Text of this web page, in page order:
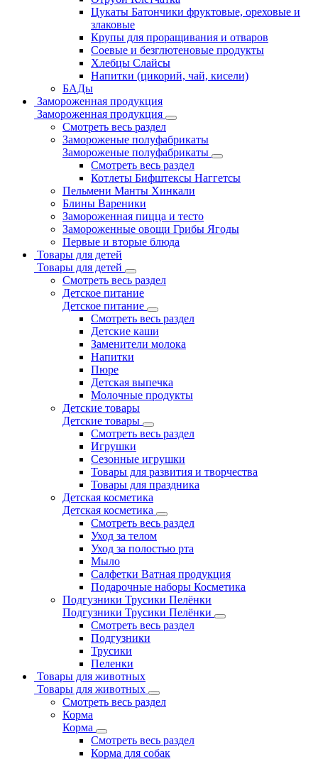
Цукаты Батончики фруктовые, ореховые и
злаковые
Крупы для проращивания и отваров
Соевые и безглютеновые продукты
Хлебцы Слайсы
Напитки (цикорий, чай, кисели)
БАДы
Замороженная продукция
Замороженная продукция
Смотреть весь раздел
Замороженые полуфабрикаты
Замороженые полуфабрикаты
Смотреть весь раздел
Котлеты Бифштексы Наггетсы
Пельмени Манты Хинкали
Блины Вареники
Замороженная пицца и тесто
Замороженные овощи Грибы Ягоды
Первые и вторые блюда
Товары для детей
Товары для детей
Смотреть весь раздел
Детское питание
Детское питание
Смотреть весь раздел
Детские каши
Заменители молока
Напитки
Пюре
Детская выпечка
Молочные продукты
Детские товары
Детские товары
Смотреть весь раздел
Игрушки
Сезонные игрушки
Товары для развития и творчества
Товары для праздника
Детская косметика
Детская косметика
Смотреть весь раздел
Уход за телом
Уход за полостью рта
Мыло
Салфетки Ватная продукция
Подарочные наборы Косметика
Подгузники Трусики Пелёнки
Подгузники Трусики Пелёнки
Смотреть весь раздел
Подгузники
Трусики
Пеленки
Товары для животных
Товары для животных
Смотреть весь раздел
Корма
Корма
Смотреть весь раздел
Корма для собак